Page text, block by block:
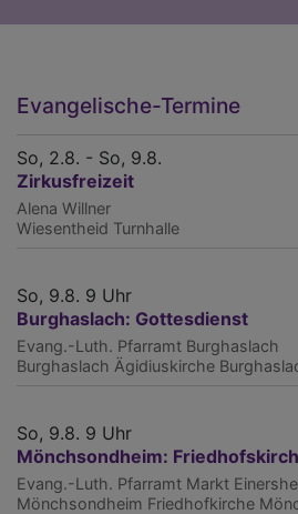
Evangelische-Termine
So, 2.8. - So, 9.8.
Zirkusfreizeit
Alena Willner
Wiesentheid Turnhalle
So, 9.8. 9 Uhr
Burghaslach: Gottesdienst
Evang.-Luth. Pfarramt Burghaslach
Burghaslach Ägidiuskirche
So, 9.8. 9 Uhr
Mönchsondheim:
Evang.-Luth. Pfarramt Markt
Mönchsondheim Friedhofkirche